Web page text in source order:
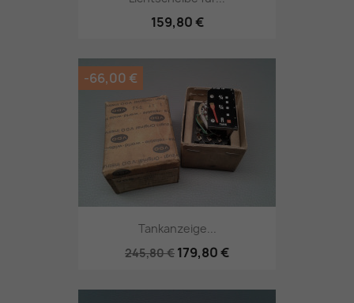
159,80 €
Tankanzeige...
245,80 € 179,80 €
-66,00 €